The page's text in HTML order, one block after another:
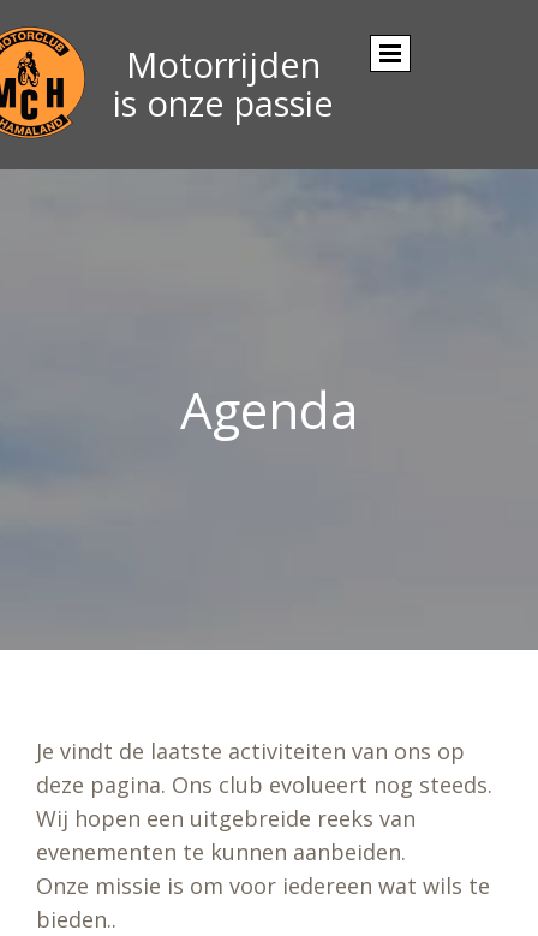
Motorrijden
is onze passie
Agenda
Je vindt de laatste activiteiten van ons op
deze pagina. Ons club evolueert nog steeds.
Wij hopen een uitgebreide reeks van
evenementen te kunnen aanbeiden.
Onze missie is om voor iedereen wat wils te
bieden..